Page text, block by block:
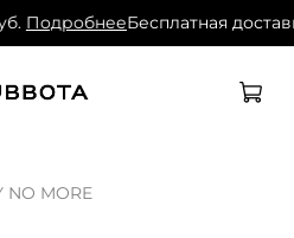
ПодробнееБесплатная
NO MORE